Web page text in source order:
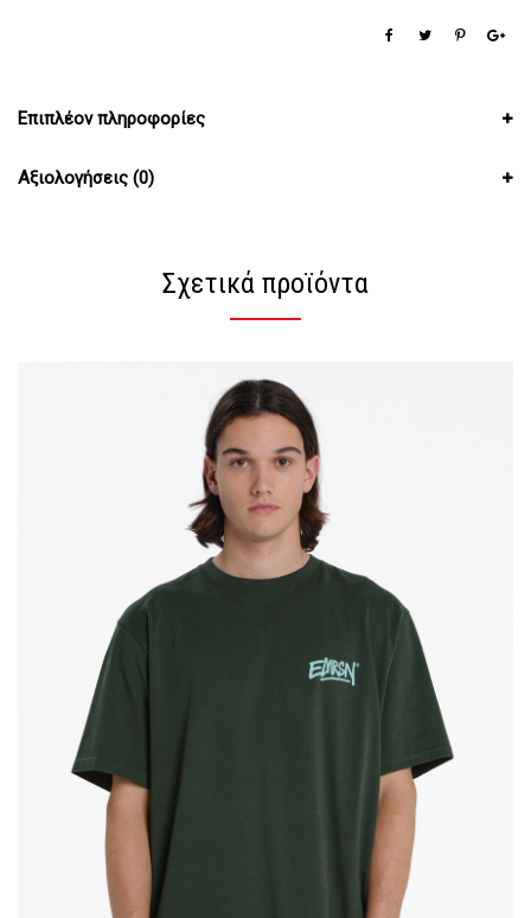
Επιπλέον πληροφορίες
Αξιολογήσεις (0)
Σχετικά προϊόντα